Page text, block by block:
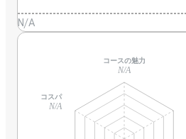
N/A
コースの魅力
N/A
コスパ
N/A